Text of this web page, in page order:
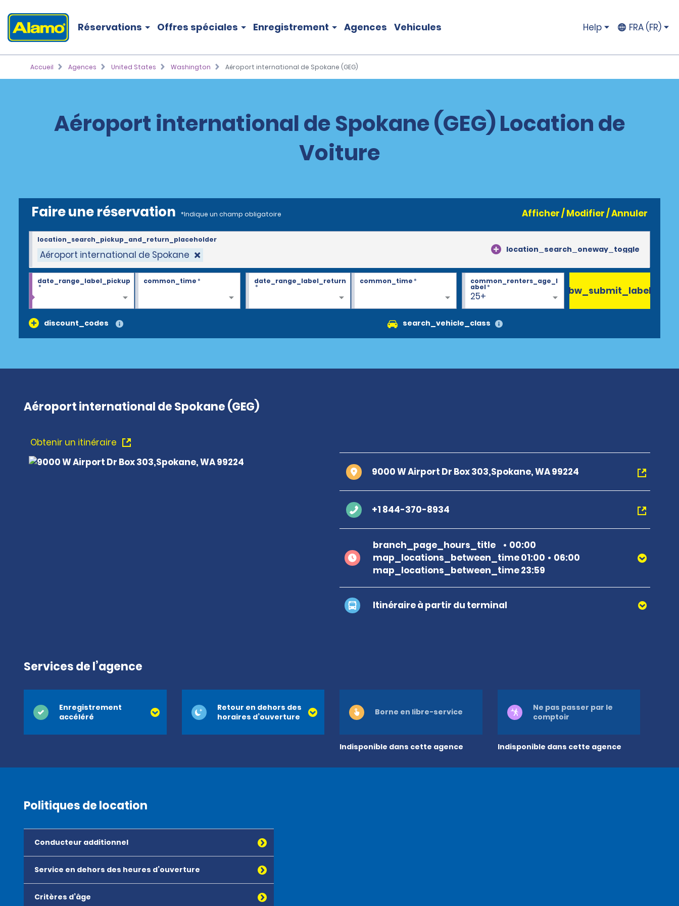
Réservations Offres spéciales Enregistrement Agences Vehicules Help FRA (FR)
Accueil Agences United States Washington Aéroport international de Spokane (GEG)
Aéroport international de Spokane (GEG) Location de
Voiture
Faire une réservation *Indique un champ obligatoire Afficher / Modifier / Annuler
Aéroport international de Spokane location_search_oneway_toggle
location_search_pickup_and_return_placeholder
date_range_label_pickup
*
common_time* date_range_label_return
*
common_time*
25+
common_renters_age_l
abel*
discount_codes search_vehicle_class
bw_submit_label
Aéroport international de Spokane (GEG)
Obtenir un itinéraire
9000 W Airport Dr Box 303,Spokane, WA 99224
+1 844-370-8934
branch_page_hours_title
00:00
map_locations_between_time 01:00
06:00
map_locations_between_time 23:59
Itinéraire à partir du terminal
Services de l’agence
Enregistrement
accéléré
Retour en dehors des
horaires d’ouverture
Indisponible dans cette agence
Borne en libre-service
Indisponible dans cette agence
Ne pas passer par le
comptoir
Politiques de location
Conducteur additionnel
Service en dehors des heures d’ouverture
Critères d’âge